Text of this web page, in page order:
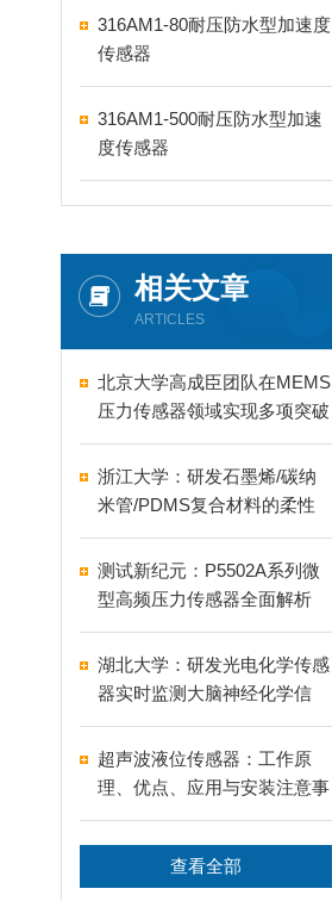
316AM1-80耐压防水型加速度
传感器
316AM1-500耐压防水型加速
度传感器
相关文章
ARTICLES
北京大学高成臣团队在MEMS
压力传感器领域实现多项突破
浙江大学：研发石墨烯/碳纳
米管/PDMS复合材料的柔性
水生触觉传感器
测试新纪元：P5502A系列微
型高频压力传感器全面解析
湖北大学：研发光电化学传感
器实时监测大脑神经化学信
号！
超声波液位传感器：工作原
理、优点、应用与安装注意事
项
查看全部